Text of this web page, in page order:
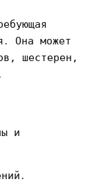
Она может
шестерен,
и